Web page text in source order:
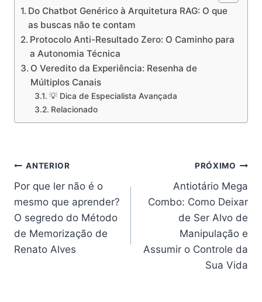
Do Chatbot Genérico à Arquitetura RAG: O que
as buscas não te contam
Protocolo Anti-Resultado Zero: O Caminho para
a Autonomia Técnica
O Veredito da Experiência: Resenha de
Múltiplos Canais
💡 Dica de Especialista Avançada
Relacionado
Navegação
de
Post
ANTERIOR
Por que ler não é o
mesmo que aprender?
O segredo do Método
de Memorização de
Renato Alves
PRÓXIMO
Antiotário Mega
Combo: Como Deixar
de Ser Alvo de
Manipulação e
Assumir o Controle da
Sua Vida